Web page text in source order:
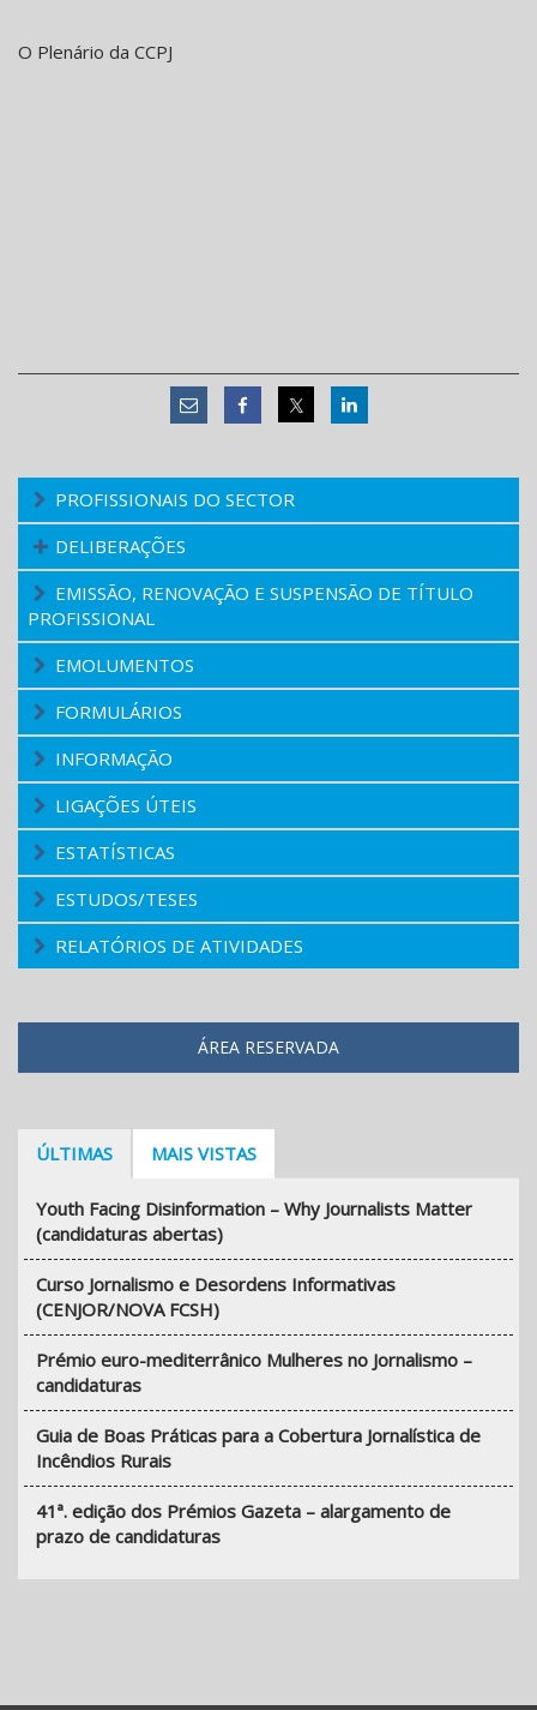
O Plenário da CCPJ
PROFISSIONAIS DO SECTOR
DELIBERAÇÕES
EMISSÃO, RENOVAÇÃO E SUSPENSÃO DE TÍTULO
PROFISSIONAL
EMOLUMENTOS
FORMULÁRIOS
INFORMAÇÃO
LIGAÇÕES ÚTEIS
ESTATÍSTICAS
ESTUDOS/TESES
RELATÓRIOS DE ATIVIDADES
ÁREA RESERVADA
ÚLTIMAS MAIS VISTAS
Youth Facing Disinformation – Why Journalists Matter
(candidaturas abertas)
Curso Jornalismo e Desordens Informativas
(CENJOR/NOVA FCSH)
Prémio euro-mediterrânico Mulheres no Jornalismo –
candidaturas
Guia de Boas Práticas para a Cobertura Jornalística de
Incêndios Rurais
41ª. edição dos Prémios Gazeta – alargamento de
prazo de candidaturas